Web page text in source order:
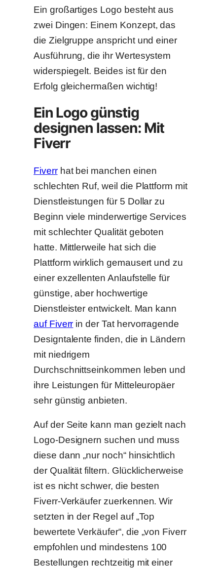
Ein großartiges Logo besteht aus
zwei Dingen: Einem Konzept, das
die Zielgruppe anspricht und einer
Ausführung, die ihr Wertesystem
widerspiegelt. Beides ist für den
Erfolg gleichermaßen wichtig!
Ein Logo günstig
designen lassen: Mit
Fiverr
Fiverrhat bei manchen einen
schlechten Ruf, weil die Plattform mit
Dienstleistungen für 5 Dollar zu
Beginn viele minderwertige Services
mit schlechter Qualität geboten
hatte. Mittlerweile hat sich die
Plattform wirklich gemausert und zu
einer exzellenten Anlaufstelle für
günstige, aber hochwertige
Dienstleister entwickelt. Man kann
auf Fiverr in der Tat hervorragende
Designtalente finden, die in Ländern
mit niedrigem
Durchschnittseinkommen leben und
ihre Leistungen für Mitteleuropäer
sehr günstig anbieten.
Auf der Seite kann man gezielt nach
Logo-Designern suchen und muss
diese dann „nur noch“ hinsichtlich
der Qualität filtern. Glücklicherweise
ist es nicht schwer, die besten
Fiverr-Verkäufer zuerkennen. Wir
setzten in der Regel auf „Top
bewertete Verkäufer“, die „von Fiverr
empfohlen und mindestens 100
Bestellungen rechtzeitig mit einer